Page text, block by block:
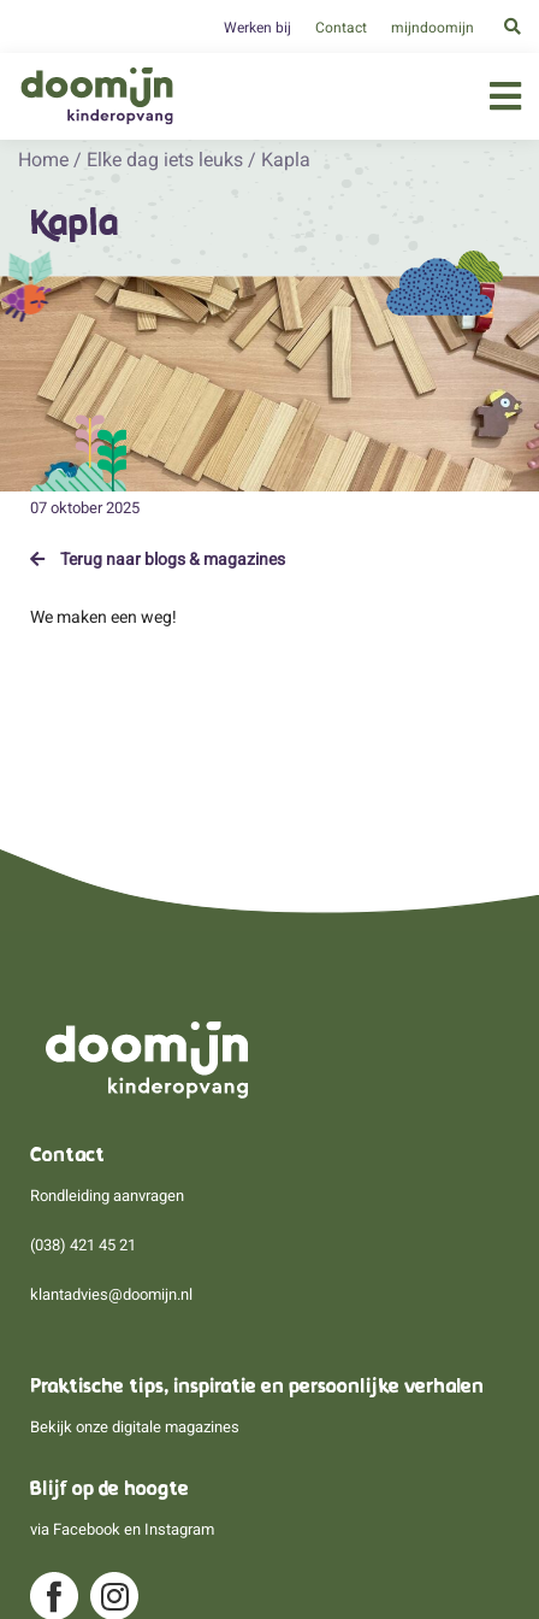
Werken bij Contact mijndoomijn
Home / Elke dag iets leuks / Kapla
Kapla
07 oktober 2025
Terug naar blogs & magazines
We maken een weg!
Contact
Rondleiding aanvragen
(038) 421 45 21
klantadvies@doomijn.nl
Praktische tips, inspiratie en persoonlijke verhalen
Bekijk onze digitale magazines
Blijf op de hoogte
via Facebook en Instagram